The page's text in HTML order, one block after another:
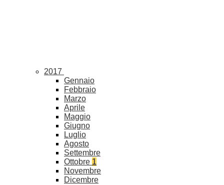
2017
Gennaio
Febbraio
Marzo
Aprile
Maggio
Giugno
Luglio
Agosto
Settembre
Ottobre 1
Novembre
Dicembre